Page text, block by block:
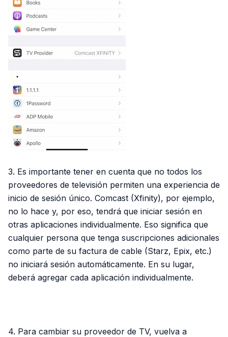
3. Es importante tener en cuenta que no todos los
proveedores de televisión permiten una experiencia de
inicio de sesión único. Comcast (Xfinity), por ejemplo,
no lo hace y, por eso, tendrá que iniciar sesión en
otras aplicaciones individualmente. Eso significa que
cualquier persona que tenga suscripciones adicionales
como parte de su factura de cable (Starz, Epix, etc.)
no iniciará sesión automáticamente. En su lugar,
deberá agregar cada aplicación individualmente.
4. Para cambiar su proveedor de TV, vuelva a